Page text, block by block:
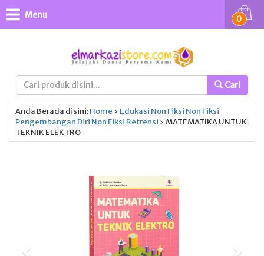
Cari
0
Menu
Anda Berada disini:Home › Edukasi Non Fiksi Non Fiksi
Pengembangan Diri Non Fiksi Refrensi › MATEMATIKA UNTUK
TEKNIK ELEKTRO